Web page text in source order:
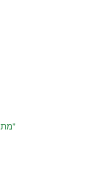
“מתפללת שלא יהיו אירועים נוספים”